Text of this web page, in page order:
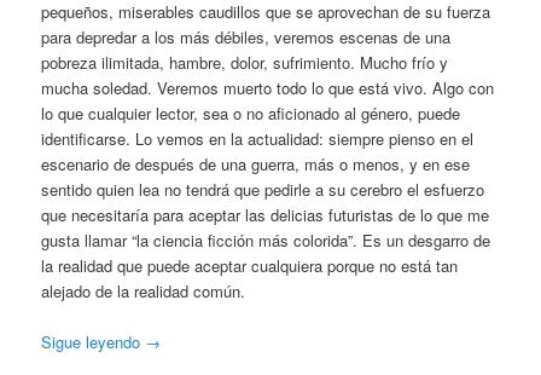
pequeños, miserables caudillos que se aprovechan de su fuerza
para depredar a los más débiles, veremos escenas de una
pobreza ilimitada, hambre, dolor, sufrimiento. Mucho frío y
mucha soledad. Veremos muerto todo lo que está vivo. Algo con
lo que cualquier lector, sea o no aficionado al género, puede
identificarse. Lo vemos en la actualidad: siempre pienso en el
escenario de después de una guerra, más o menos, y en ese
sentido quien lea no tendrá que pedirle a su cerebro el esfuerzo
que necesitaría para aceptar las delicias futuristas de lo que me
gusta llamar “la ciencia ficción más colorida”. Es un desgarro de
la realidad que puede aceptar cualquiera porque no está tan
alejado de la realidad común.
Sigue leyendo →